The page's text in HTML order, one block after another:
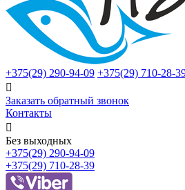
+375(29) 290-94-09 +375(29) 710-28-

Заказать обратный звонок
Контакты

Без выходных
+375(29) 290-94-09
+375(29) 710-28-39